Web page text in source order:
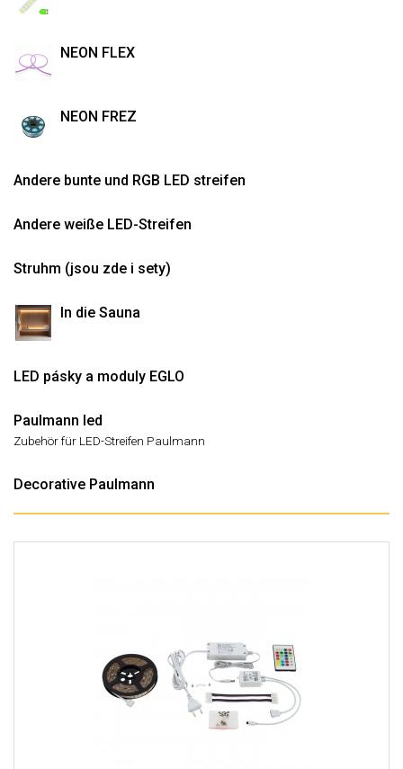
NEON FLEX
NEON FREZ
Andere bunte und RGB LED streifen
Andere weiße LED-Streifen
Struhm (jsou zde i sety)
In die Sauna
LED pásky a moduly EGLO
Paulmann led
Zubehör für LED-Streifen Paulmann
Decorative Paulmann